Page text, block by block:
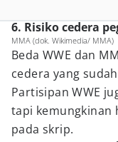
6. Risiko cedera
MMA (dok. Wikimedia/ MMA)
Beda WWE dan
cedera yang
Partisipan WWE
tapi kemungkinan
pada skrip.